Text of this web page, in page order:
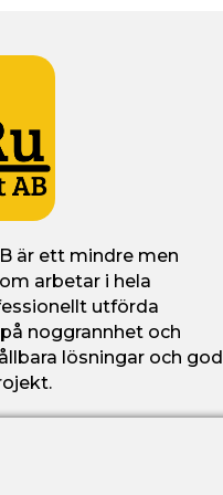
är ett mindre men
arbetar i hela
utförda
noggrannhet och
lösningar och god